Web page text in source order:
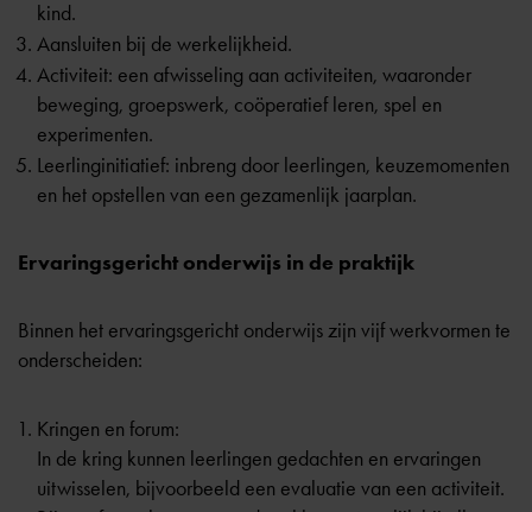
kind.
Aansluiten bij de werkelijkheid.
Activiteit: een afwisseling aan activiteiten, waaronder
beweging, groepswerk, coöperatief leren, spel en
experimenten.
Leerlinginitiatief: inbreng door leerlingen, keuzemomenten
en het opstellen van een gezamenlijk jaarplan.
Ervaringsgericht onderwijs in de praktijk
Binnen het ervaringsgericht onderwijs zijn vijf werkvormen te
onderscheiden:
Kringen en forum:
In de kring kunnen leerlingen gedachten en ervaringen
uitwisselen, bijvoorbeeld een evaluatie van een activiteit.